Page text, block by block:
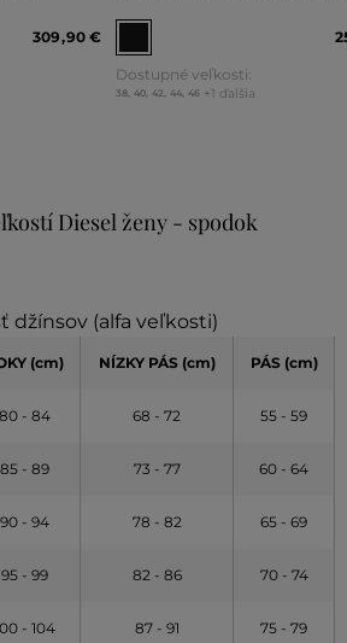
309,90 €
Dostupné veľkosti:
38, 40, 42, 44, 46 +1 ďalšia
Diesel ženy - spodok
džínsov (alfa veľkosti)
(cm) NÍZKY PÁS (cm) PÁS (cm)
80 - 84 68 - 72 55 - 59
85 - 89 73 - 77 60 - 64
90 - 94 78 - 82 65 - 69
95 - 99 82 - 86 70 - 74
- 104 87 - 91 75 - 79